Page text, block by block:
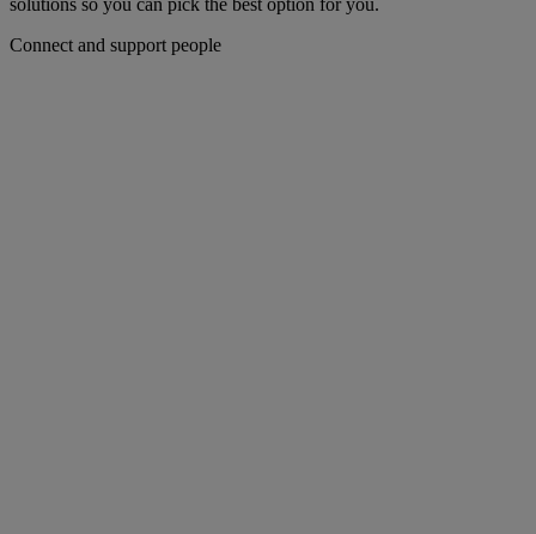
solutions so you can pick the best option for you.
Connect and support people